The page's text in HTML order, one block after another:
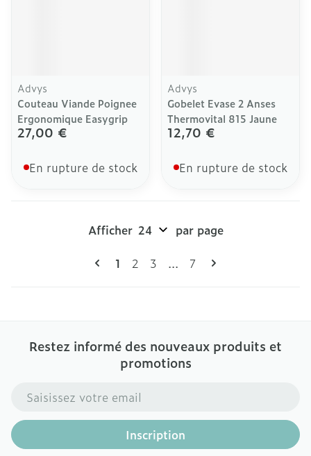
Advys
Couteau Viande Poignee
Ergonomique Easygrip
27,00 €
En rupture de stock
Advys
Gobelet Evase 2 Anses
Thermovital 815 Jaune
12,70 €
En rupture de stock
Pages
Vous lisez actuellement la page
1 Page
2 Page
3 ... Page
7
Afficher par page
Restez informé des nouveaux produits et
promotions
Adresse mail
Inscription